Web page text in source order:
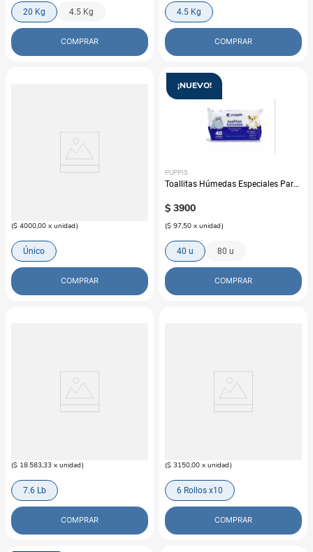
20 Kg 4.5 Kg
COMPRAR
4.5 Kg
COMPRAR
($ 4000,00 x unidad)
Único
COMPRAR
¡NUEVO!
PUPPIS
Toallitas Húmedas Especiales Para
$ 3900
($ 97,50 x unidad)
40 u 80 u
COMPRAR
($ 18.583,33 x unidad)
7.6 Lb
COMPRAR
($ 3150,00 x unidad)
6 Rollos x10
COMPRAR